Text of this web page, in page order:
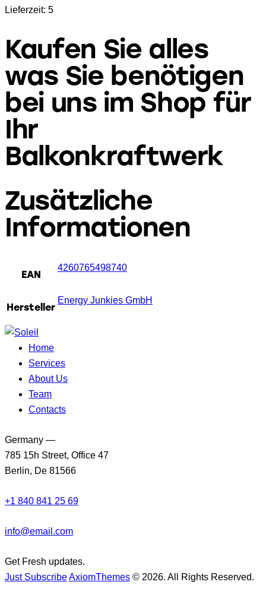
Lieferzeit: 5
Kaufen Sie alles
was Sie benötigen
bei uns im Shop für
Ihr
Balkonkraftwerk
Zusätzliche
Informationen
EAN
4260765498740
Hersteller
Energy Junkies GmbH
Home
Services
About Us
Team
Contacts
Germany —
785 15h Street, Office 47
Berlin, De 81566
+1 840 841 25 69
info@email.com
Get Fresh updates.
Just SubscribeAxiomThemes © 2026. All Rights Reserved.